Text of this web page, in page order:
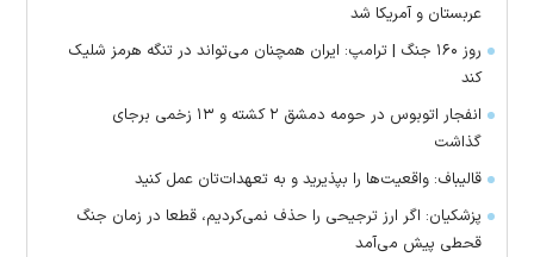
عربستان و آمریکا شد
روز ۱۶۰ جنگ | ترامپ: ایران همچنان می‌تواند در تنگه هرمز شلیک
کند
انفجار اتوبوس در حومه دمشق ۲ کشته و ۱۳ زخمی برجای
گذاشت
قالیباف: واقعیت‌ها را بپذیرید و به تعهدات‌تان عمل کنید
پزشکیان: اگر ارز ترجیحی را حذف نمی‌کردیم، قطعا در زمان جنگ
قحطی پیش می‌آمد